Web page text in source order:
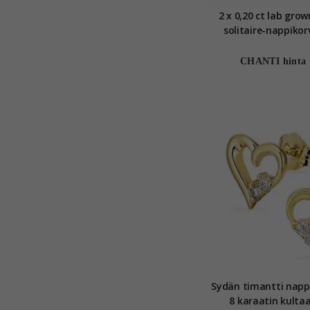
2 x 0,20 ct lab
solitaire-
grown
CHANTI hinta
Sydän timantti
8 karaatin